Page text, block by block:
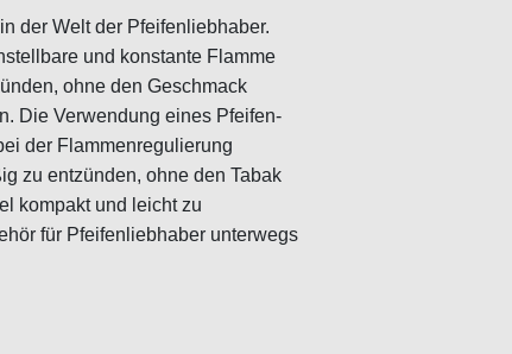
der Welt der Pfeifenliebhaber.
und konstante Flamme
ohne den Geschmack
Die Verwendung eines Pfeifen-
der Flammenregulierung
zu entzünden, ohne den Tabak
kompakt und leicht zu
für Pfeifenliebhaber unterwegs